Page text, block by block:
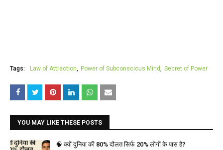
Tags: Law of Attraction Power of Subconscious Mind Secret of Power
YOU MAY LIKE THESE POSTS
🧠 क्यों दुनिया की 80% दौलत सिर्फ 20% लोगों के पास है?